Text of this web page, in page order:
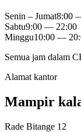
Senin – Jumat8:00
Sabtu9:00 — 22:00
Minggu10:00 —
Semua jam dalam
Alamat kantor
Mampir
Rade Bitange 12